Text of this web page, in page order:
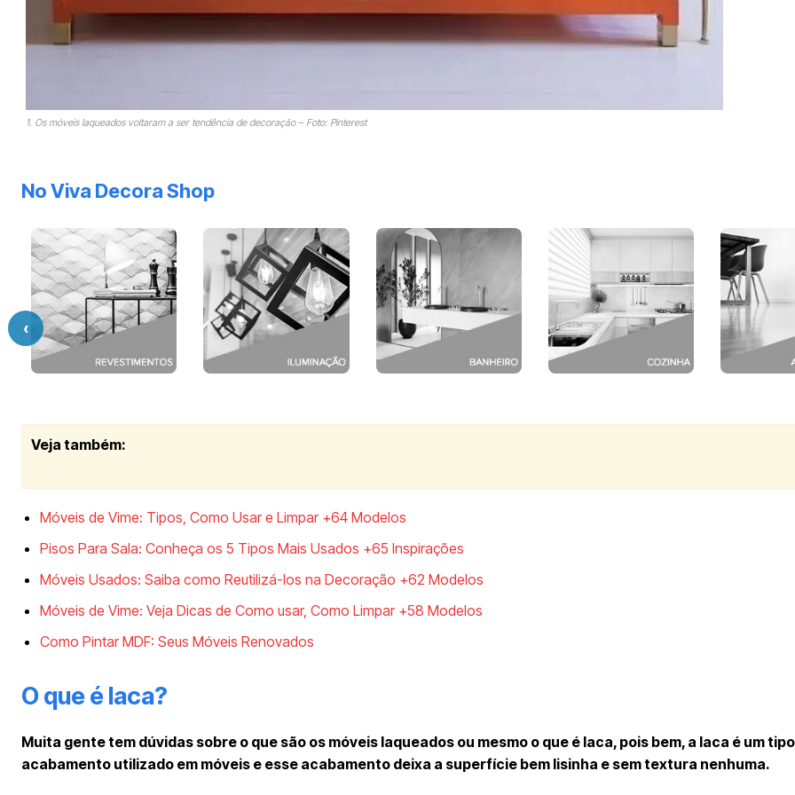
1. Os móveis laqueados voltaram a ser tendência de decoração – Foto: Pinterest
No Viva Decora Shop
‹
Veja também:
Móveis de Vime: Tipos, Como Usar e Limpar +64 Modelos
Pisos Para Sala: Conheça os 5 Tipos Mais Usados +65 Inspirações
Móveis Usados: Saiba como Reutilizá-los na Decoração +62 Modelos
Móveis de Vime: Veja Dicas de Como usar, Como Limpar +58 Modelos
Como Pintar MDF: Seus Móveis Renovados
O que é laca?
Muita gente tem dúvidas sobre o que são os móveis laqueados ou mesmo o que é laca, pois bem, a laca é um
acabamento utilizado em móveis e esse acabamento deixa a superfície bem lisinha e sem textura nenhuma.